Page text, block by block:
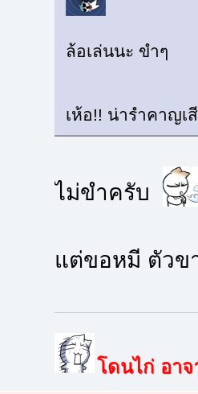
ล้อเล่นนะ ขำๆ
เห้อ!! น่ารำคาญเ
ไม่ขำครับ
แต่ขอหมี ตัวข
โดนไก่ อา